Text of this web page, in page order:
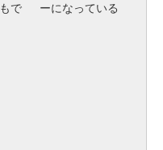
で
ーになっている